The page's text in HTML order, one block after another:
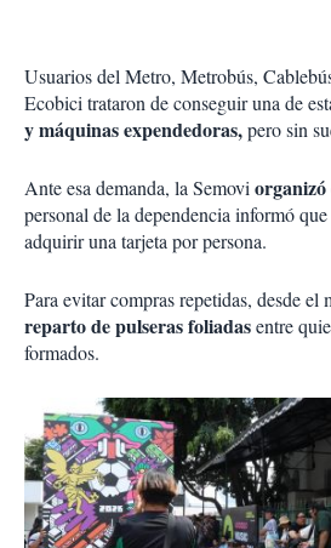
Usuarios del Metro, Metrobús,
Ecobici trataron de conseguir una de
y máquinas expendedoras,pero sin
Ante esa demanda, la Semoviorganizó
personal de la dependencia informó
adquirir una tarjeta por persona.
Para evitar compras repetidas, desde el
reparto de pulseras foliadasentre
formados.